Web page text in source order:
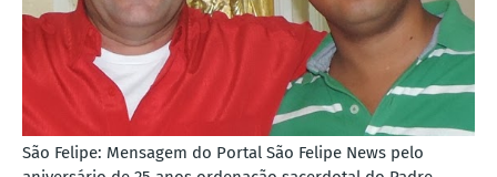
São Felipe: Mensagem do Portal São Felipe News pelo